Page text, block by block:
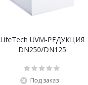
LifeTech UVM-РЕДУКЦИЯ
DN250/DN125
Под заказ